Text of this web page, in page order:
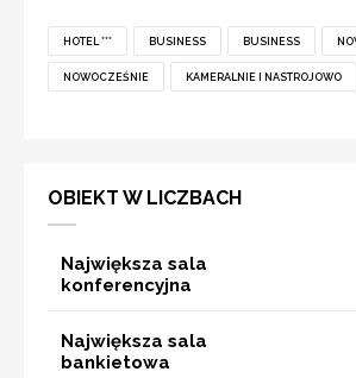
HOTEL *** BUSINESS BUSINESS
NOWOCZEŚNIE KAMERALNIE I NASTROJOWO
OBIEKT W LICZBACH
Największa sala
konferencyjna
Największa sala
bankietowa